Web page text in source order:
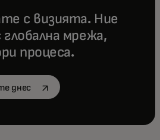
с визията. Ние
глобална мрежа,
процеса.
днес opens in a new tab